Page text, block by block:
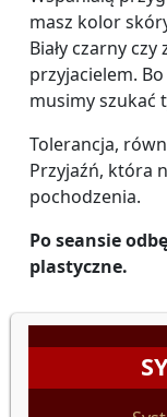
masz kolor
Biały czarny
przyjacielem.
musimy szukać
Tolerancja,
Przyjaźń, która
pochodzenia.
Po seansie
plastyczne.